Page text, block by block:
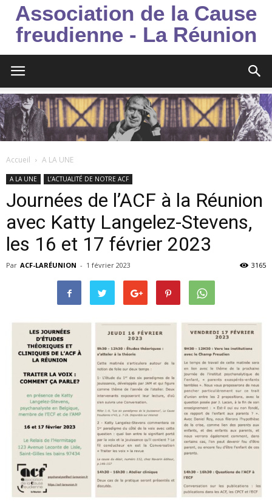
Association de la Cause
freudienne - La Réunion
Accueil A LA UNE
A LA UNE L’ACTUALITÉ DE NOTRE ACF
Journées de l’ACF à la Réunion
avec Katty Langelez-Stevens,
les 16 et 17 février 2023
Par ACF-LARÉUNION - 1 février 2023 3165